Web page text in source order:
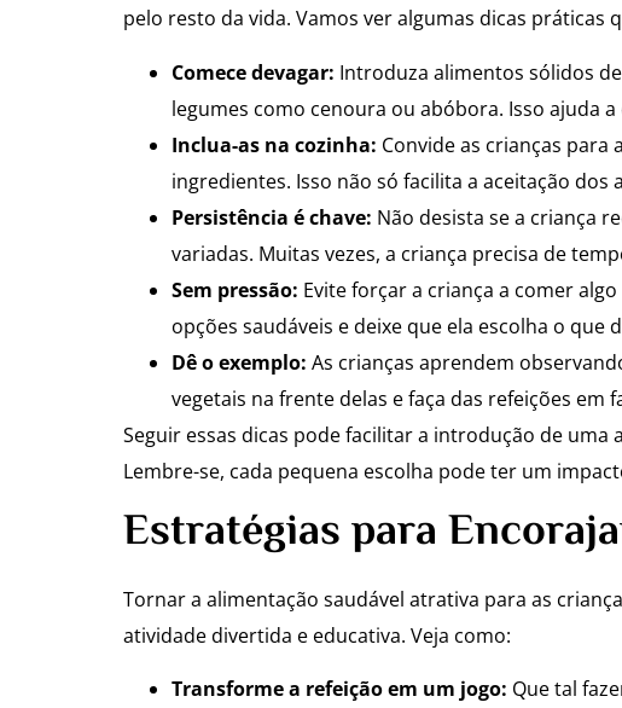
pelo resto da vida. Vamos ver algumas dicas
Comece devagar: Introduza alimentos sólidos
legumes como cenoura ou abóbora. Isso ajuda
Inclua-as na cozinha: Convide as crianças
ingredientes. Isso não só facilita a aceitação
Persistência é chave: Não desista se a criança
variadas. Muitas vezes, a criança precisa de
Sem pressão: Evite forçar a criança a comer
opções saudáveis e deixe que ela escolha o que
Dê o exemplo: As crianças aprendem
vegetais na frente delas e faça das refeições em
Seguir essas dicas pode facilitar a introdução de
Lembre-se, cada pequena escolha pode ter um
Estratégias para
Tornar a alimentação saudável atrativa para as
atividade divertida e educativa. Veja como:
Transforme a refeição em um jogo: Que tal